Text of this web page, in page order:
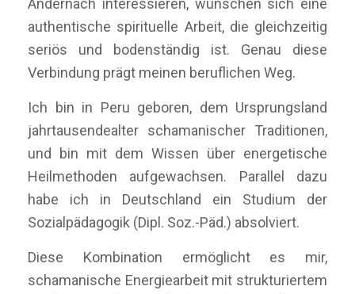
Andernach interessieren, wünschen sich eine
authentische spirituelle Arbeit, die gleichzeitig
seriös und bodenständig ist. Genau diese
Verbindung prägt meinen beruflichen Weg.
Ich bin in Peru geboren, dem Ursprungsland
jahrtausendealter schamanischer Traditionen,
und bin mit dem Wissen über energetische
Heilmethoden aufgewachsen. Parallel dazu
habe ich in Deutschland ein Studium der
Sozialpädagogik (Dipl. Soz.-Päd.) absolviert.
Diese Kombination ermöglicht es mir,
schamanische Energiearbeit mit strukturiertem